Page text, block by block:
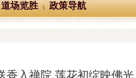
道场览胜 | 政策导航
香入禅院 莲花初绽映佛光